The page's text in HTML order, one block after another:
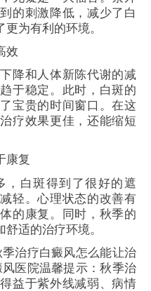
的刺激降低，减少了白
为有利的环境。
效
和人体新陈代谢的减
于稳定。此时，白斑的
宝贵的时间窗口。在这
疗效果更佳，还能缩短
复
白斑得到了很好的遮
轻。心理状态的改善有
的康复。同时，秋季的
适的治疗环境。
治疗白癜风怎么能让治
医院温馨提示：秋季治
益于紫外线减弱、病情